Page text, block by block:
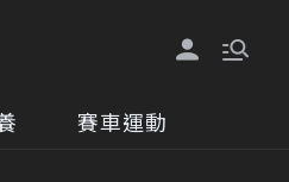
賽車運動